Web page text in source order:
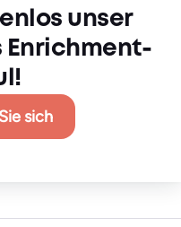
unser
Enrichment-
sich